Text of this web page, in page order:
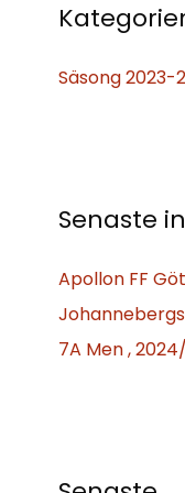
f
e
Säsong 2023-
Senaste
Apollon FF
7A Men ,